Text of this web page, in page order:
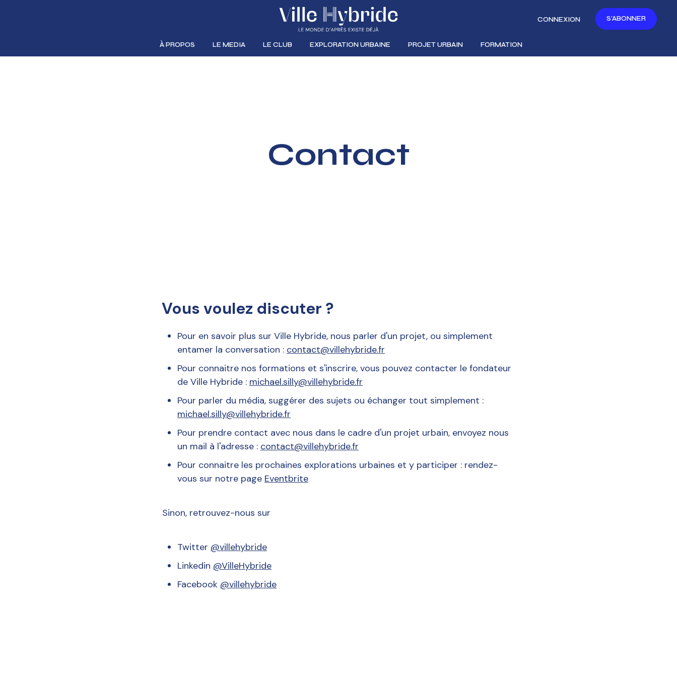
CONNEXION S'ABONNER
À PROPOS LE MEDIA LE CLUB EXPLORATION URBAINE PROJET URBAIN FORMATION
Contact
Vous voulez discuter ?
Pour en savoir plus sur Ville Hybride, nous parler d'un projet, ou simplement
entamer la conversation : contact@villehybride.fr
Pour connaitre nos formations et s'inscrire, vous pouvez contacter le fondateur
de Ville Hybride : michael.silly@villehybride.fr
Pour parler du média, suggérer des sujets ou échanger tout simplement :
michael.silly@villehybride.fr
Pour prendre contact avec nous dans le cadre d'un projet urbain, envoyez nous
un mail à l'adresse : contact@villehybride.fr
Pour connaitre les prochaines explorations urbaines et y participer : rendez-
vous sur notre page Eventbrite
Sinon, retrouvez-nous sur
Twitter @villehybride
Linkedin @VilleHybride
Facebook @villehybride